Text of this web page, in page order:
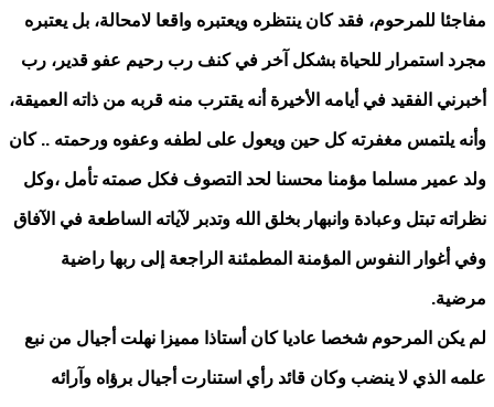
مفاجئا للمرحوم، فقد كان ينتظره ويعتبره واقعا لامحالة، بل يعتبره
مجرد استمرار للحياة بشكل آخر في كنف رب رحيم عفو قدير، رب
أخبرني الفقيد في أيامه الأخيرة أنه يقترب منه قربه من ذاته العميقة،
وأنه يلتمس مغفرته كل حين ويعول على لطفه وعفوه ورحمته .. كان
ولد عمير مسلما مؤمنا محسنا لحد التصوف فكل صمته تأمل ،وكل
نظراته تبتل وعبادة وانبهار بخلق الله وتدبر لآياته الساطعة في الآفاق
وفي أغوار النفوس المؤمنة المطمئنة الراجعة إلى ربها راضية
مرضية.
لم يكن المرحوم شخصا عاديا كان أستاذا مميزا نهلت أجيال من نبع
علمه الذي لا ينضب وكان قائد رأي استنارت أجيال برؤاه وآرائه